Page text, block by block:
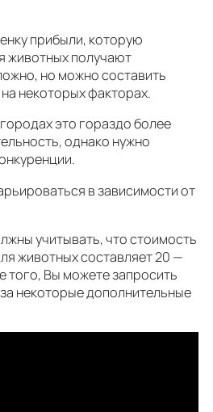
прибыли, которую
животных получают
но можно составить
некоторых факторах.
это гораздо более
однако нужно
в зависимости от
учитывать, что стоимость
животных составляет 20 —
того, Вы можете запросить
некоторые дополнительные